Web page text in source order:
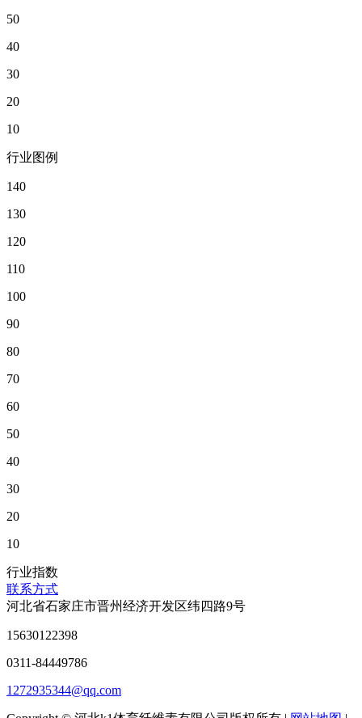
50
40
30
20
10
行业图例
140
130
120
110
100
90
80
70
60
50
40
30
20
10
行业指数
联系方式
河北省石家庄市晋州经济开发区纬四路9号
15630122398
0311-84449786
1272935344@qq.com